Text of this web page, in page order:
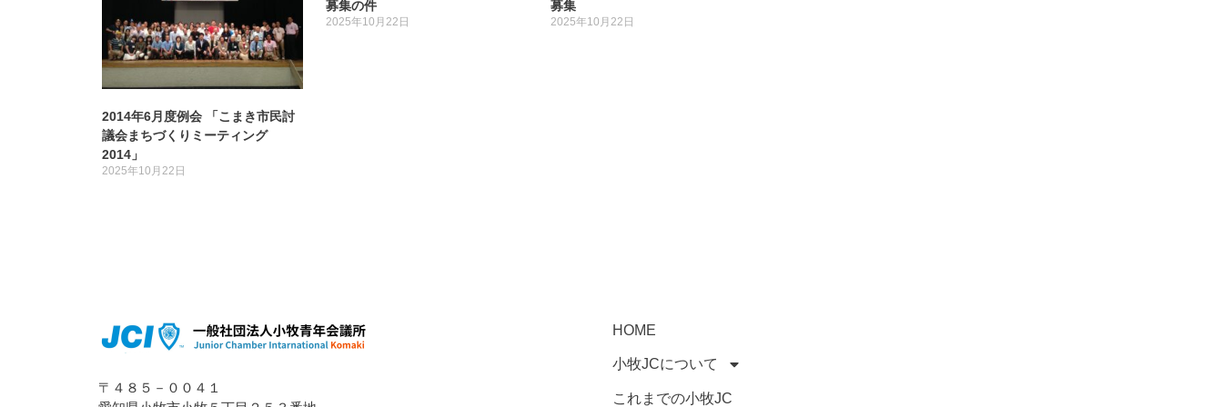
2014年6月度例会 「こまき市民討
議会まちづくりミーティング
2014」
2025年10月22日
募集の件
2025年10月22日
募集
2025年10月22日
〒４８５－００４１
HOME
小牧JCについて
これまでの小牧JC